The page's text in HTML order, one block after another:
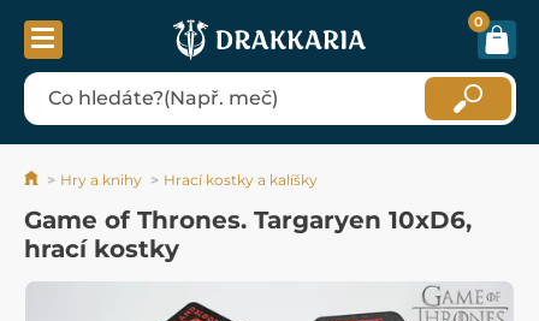
0
Hry a knihy Hrací kostky a kalíšky
Game of Thrones. Targaryen 10xD6,
hrací kostky